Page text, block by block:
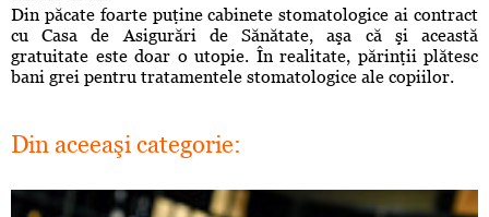
Din păcate foarte puţine cabinete stomatologice ai contract
cu Casa de Asigurări de Sănătate, aşa că şi această
gratuitate este doar o utopie. În realitate, părinţii plătesc
bani grei pentru tratamentele stomatologice ale copiilor.
Din aceeaşi categorie: